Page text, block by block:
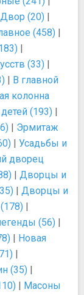
(20) |
(458) |
|
(33) |
| В главной
колонна
(193) |
| Эрмитаж
| Усадьбы и
дворец
| Дворцы и
| Дворцы и
|
(56) |
| Новая
|
(35) |
| Масоны